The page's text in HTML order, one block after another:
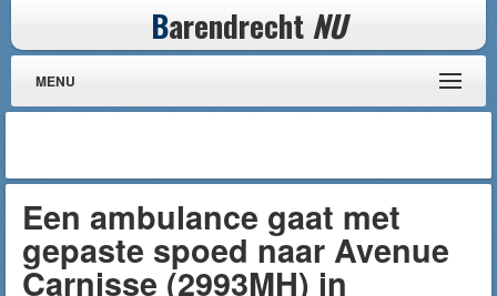
Barendrecht NU
MENU
Een ambulance gaat met
gepaste spoed naar Avenue
Carnisse (2993MH) in